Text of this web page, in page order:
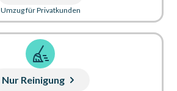
Umzug für Privatkunden
Nur Reinigung